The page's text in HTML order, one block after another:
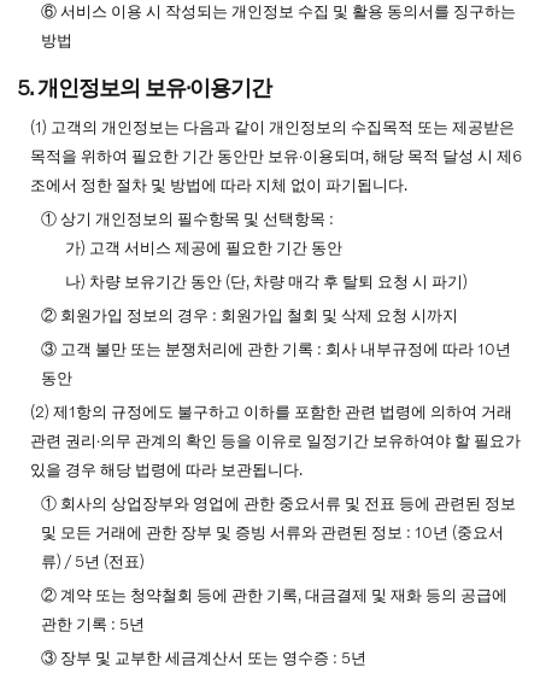
⑥ 서비스 이용 시 작성되는 개인정보 수집 및 활용 동의서를 징구하는
방법
5. 개인정보의 보유∙이용기간
(1) 고객의 개인정보는 다음과 같이 개인정보의 수집목적 또는 제공받은
목적을 위하여 필요한 기간 동안만 보유∙이용되며, 해당 목적 달성 시 제6
조에서 정한 절차 및 방법에 따라 지체 없이 파기됩니다.
① 상기 개인정보의 필수항목 및 선택항목 :
가) 고객 서비스 제공에 필요한 기간 동안
나) 차량 보유기간 동안 (단, 차량 매각 후 탈퇴 요청 시 파기)
② 회원가입 정보의 경우 : 회원가입 철회 및 삭제 요청 시까지
③ 고객 불만 또는 분쟁처리에 관한 기록 : 회사 내부규정에 따라 10년
동안
(2) 제1항의 규정에도 불구하고 이하를 포함한 관련 법령에 의하여 거래
관련 권리∙의무 관계의 확인 등을 이유로 일정기간 보유하여야 할 필요가
있을 경우 해당 법령에 따라 보관됩니다.
① 회사의 상업장부와 영업에 관한 중요서류 및 전표 등에 관련된 정보
및 모든 거래에 관한 장부 및 증빙 서류와 관련된 정보 : 10년 (중요서
류) / 5년 (전표)
② 계약 또는 청약철회 등에 관한 기록, 대금결제 및 재화 등의 공급에
관한 기록 : 5년
③ 장부 및 교부한 세금계산서 또는 영수증 : 5년